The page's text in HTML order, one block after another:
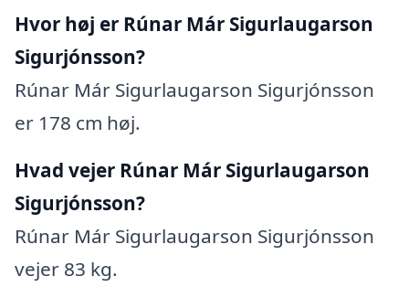
Hvor høj er Rúnar Már Sigurlaugarson
Sigurjónsson?
Rúnar Már Sigurlaugarson Sigurjónsson
er 178 cm høj.
Hvad vejer Rúnar Már Sigurlaugarson
Sigurjónsson?
Rúnar Már Sigurlaugarson Sigurjónsson
vejer 83 kg.